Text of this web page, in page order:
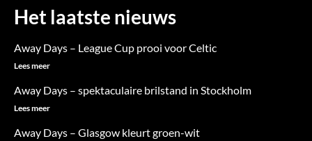
e
o
o
k
t
g
a
t
e
Het laatste nieuws
Away Days – League Cup prooi voor Celtic
Lees meer
Away Days – spektaculaire brilstand in Stockholm
Lees meer
Away Days – Glasgow kleurt groen-wit